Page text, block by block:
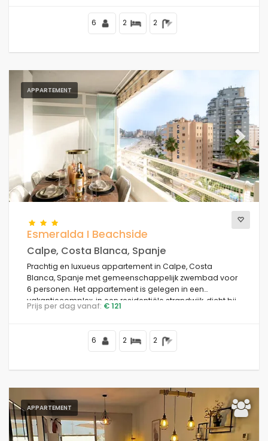
Calpe en 50 m van de Middellandse Zee.
6 2 2
APPARTEMENT
Next
Esmeralda I Beachside
Calpe, Costa Blanca, Spanje
Prachtig en luxueus appartement in Calpe, Costa
Blanca, Spanje met gemeenschappelijk zwembad voor
6 personen. Het appartement is gelegen in een
vakantiecomplex, in een residentiële strandwijk, dicht bij
restaurants en bars, winkels en supermarkten, op 50 m
van Calpe en 50 m van de Middellandse Zee.
Prijs per dag vanaf: € 121
6 2 2
APPARTEMENT